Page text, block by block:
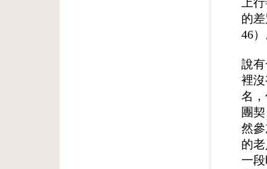
的
46
說
裡
名
團
然
的
一